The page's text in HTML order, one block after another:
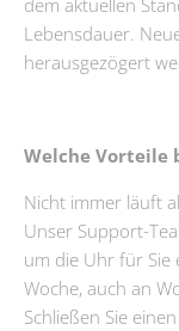
Lebensdauer.
herausgezögert
Welche Vorteile
Nicht immer läuft
Unser Support-
um die Uhr für Sie
Woche, auch an
Schließen Sie